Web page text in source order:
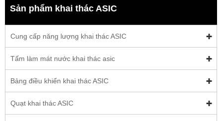
Sản phẩm khai thác ASIC
Cung cấp năng lượng khai thác ASIC
Tấm làm mát nước khai thác asic
Bảng điều khiển khai thác ASIC
Quạt khai thác ASIC